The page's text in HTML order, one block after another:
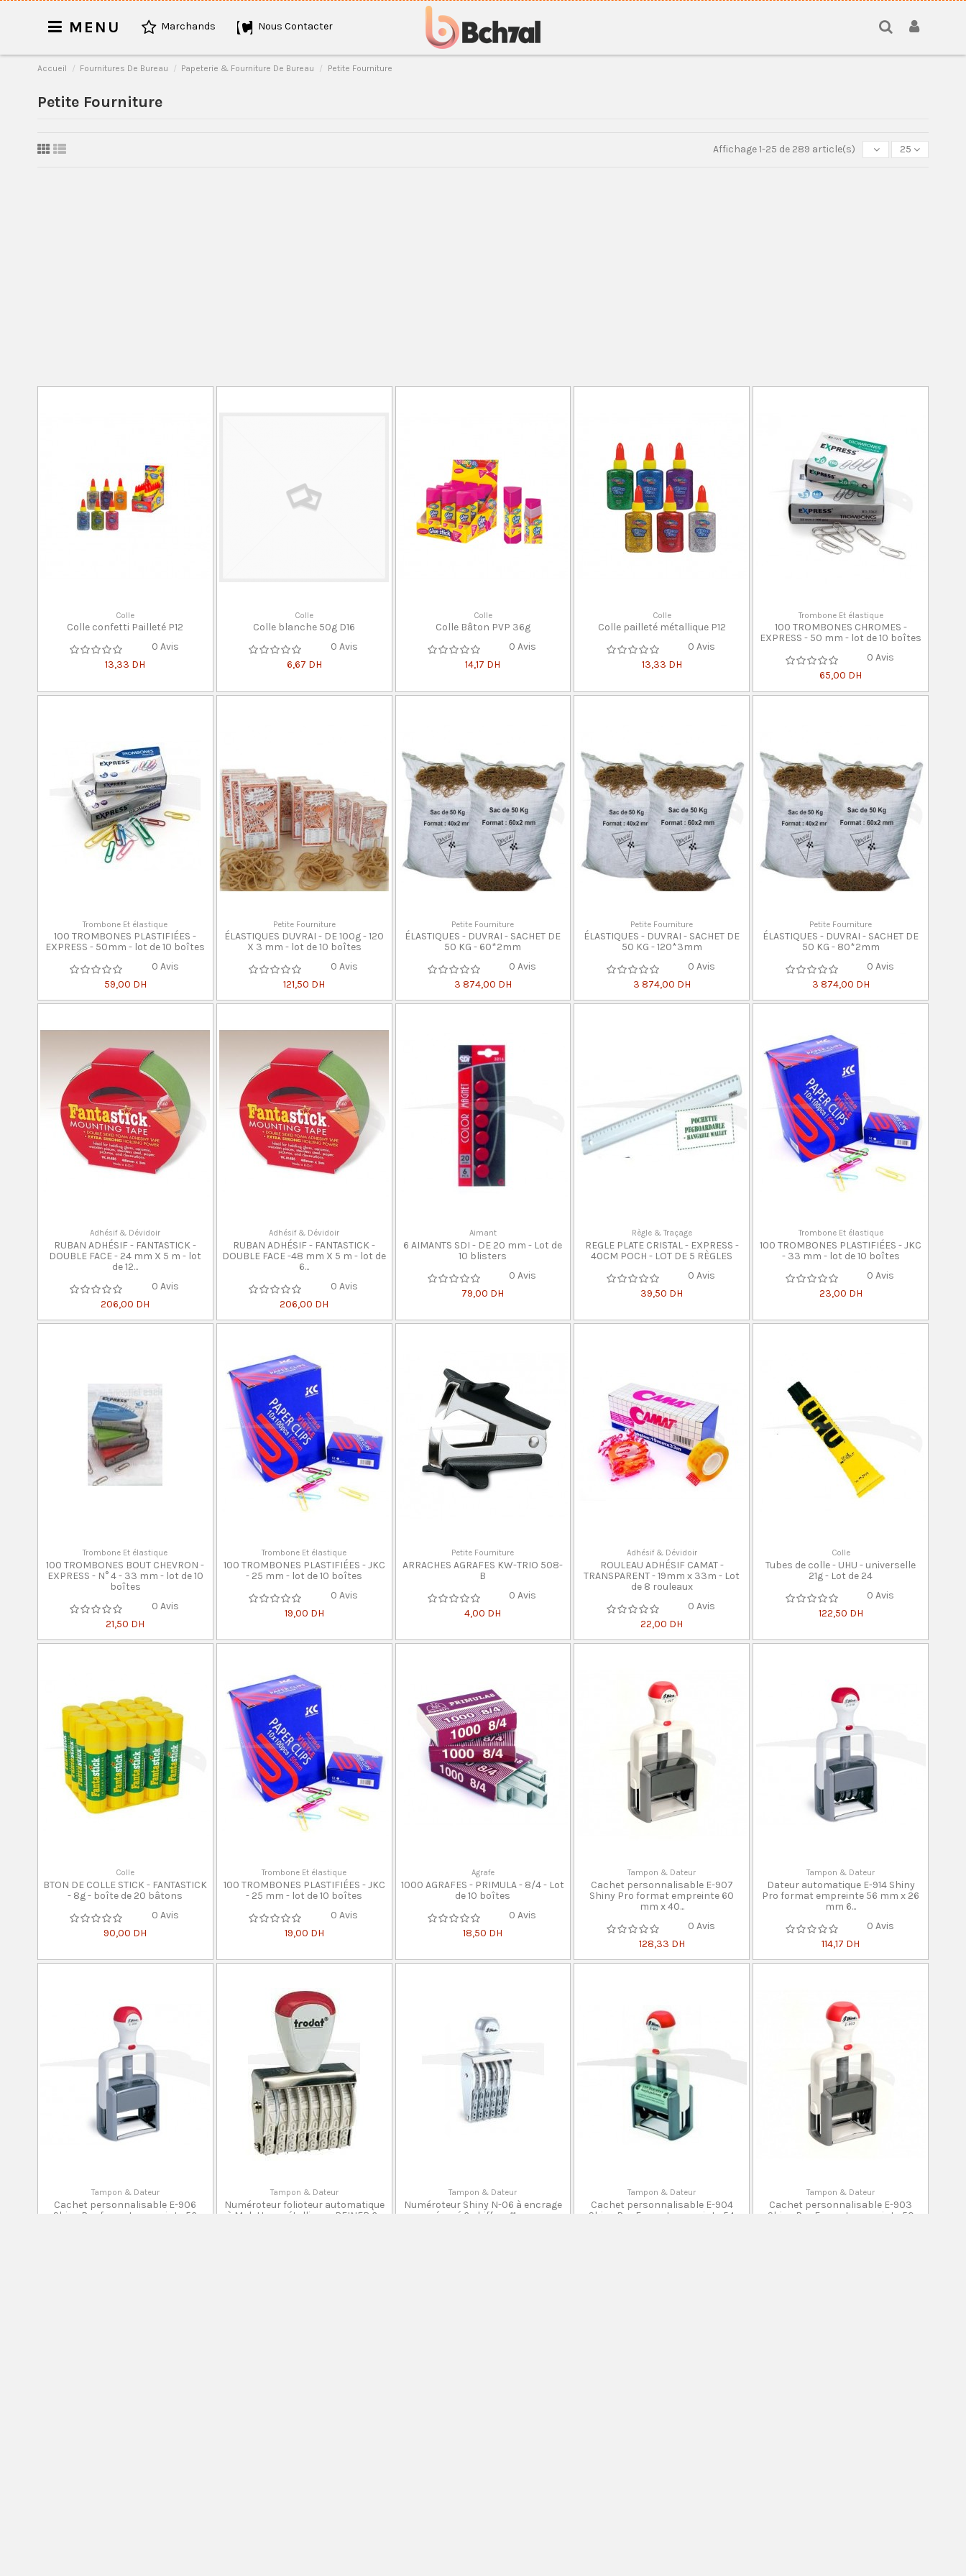
MENU Marchands Nous Contacter
Accueil Fournitures De Bureau Papeterie & Fourniture De Bureau Petite Fourniture
Petite Fourniture
Affichage 1-25 de 289 article(s) 25
Colle
Colle confetti Pailleté P12
0 Avis
13,33 DH
Colle
Colle blanche 50g D16
0 Avis
6,67 DH
Colle
Colle Bâton PVP 36g
0 Avis
14,17 DH
Colle
Colle pailleté métallique P12
0 Avis
13,33 DH
Trombone Et élastique
100 TROMBONES CHROMES -
EXPRESS - 50 mm - lot de 10 boîtes
0 Avis
65,00 DH
Trombone Et élastique
100 TROMBONES PLASTIFIÉES -
EXPRESS - 50mm - lot de 10 boîtes
0 Avis
59,00 DH
Petite Fourniture
ÉLASTIQUES DUVRAI - DE 100g - 120
X 3 mm - lot de 10 boîtes
0 Avis
121,50 DH
Petite Fourniture
ÉLASTIQUES - DUVRAI - SACHET DE
50 KG - 60*2mm
0 Avis
3 874,00 DH
Petite Fourniture
ÉLASTIQUES - DUVRAI - SACHET DE
50 KG - 120*3mm
0 Avis
3 874,00 DH
Petite Fourniture
ÉLASTIQUES - DUVRAI - SACHET DE
50 KG - 80*2mm
0 Avis
3 874,00 DH
Adhésif & Dévidoir
RUBAN ADHÉSIF - FANTASTICK -
DOUBLE FACE - 24 mm X 5 m - lot
de 12...
0 Avis
206,00 DH
Adhésif & Dévidoir
RUBAN ADHÉSIF - FANTASTICK -
DOUBLE FACE -48 mm X 5 m - lot de
6...
0 Avis
206,00 DH
Aimant
6 AIMANTS SDI - DE 20 mm - Lot de
10 blisters
0 Avis
79,00 DH
Règle & Traçage
REGLE PLATE CRISTAL - EXPRESS -
40CM POCH - LOT DE 5 RÈGLES
0 Avis
39,50 DH
Trombone Et élastique
100 TROMBONES PLASTIFIÉES - JKC
- 33 mm - lot de 10 boîtes
0 Avis
23,00 DH
Trombone Et élastique
100 TROMBONES BOUT CHEVRON -
EXPRESS - N° 4 - 33 mm - lot de 10
boîtes
0 Avis
21,50 DH
Trombone Et élastique
100 TROMBONES PLASTIFIÉES - JKC
- 25 mm - lot de 10 boîtes
0 Avis
19,00 DH
Petite Fourniture
ARRACHES AGRAFES KW-TRIO 508-
B
0 Avis
4,00 DH
Adhésif & Dévidoir
ROULEAU ADHÉSIF CAMAT -
TRANSPARENT - 19mm x 33m - Lot
de 8 rouleaux
0 Avis
22,00 DH
Colle
Tubes de colle - UHU - universelle
21g - Lot de 24
0 Avis
122,50 DH
Colle
BTON DE COLLE STICK - FANTASTICK
- 8g - boîte de 20 bâtons
0 Avis
90,00 DH
Trombone Et élastique
100 TROMBONES PLASTIFIÉES - JKC
- 25 mm - lot de 10 boîtes
0 Avis
19,00 DH
Agrafe
1000 AGRAFES - PRIMULA - 8/4 - Lot
de 10 boîtes
0 Avis
18,50 DH
Tampon & Dateur
Cachet personnalisable E-907
Shiny Pro format empreinte 60
mm x 40...
0 Avis
128,33 DH
Tampon & Dateur
Dateur automatique E-914 Shiny
Pro format empreinte 56 mm x 26
mm 6...
0 Avis
114,17 DH
Tampon & Dateur
Cachet personnalisable E-906
Shiny Pro format empreinte 56
Tampon & Dateur
Numéroteur folioteur automatique
à Molettes métalliques REINER 6...
Tampon & Dateur
Numéroteur Shiny N-06 à encrage
séparé 6 chiffres 11 mm
Tampon & Dateur
Cachet personnalisable E-904
Shiny Pro Format empreinte 54
Tampon & Dateur
Cachet personnalisable E-903
Shiny Pro Format empreinte 50